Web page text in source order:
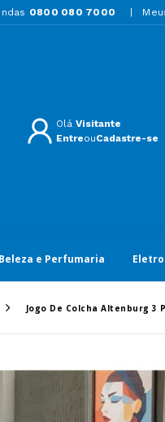
0800 080 7000
OláVisitante
EntreouCadastre-se
Beleza e Perfumaria
Jogo De Colcha Altenburg 3